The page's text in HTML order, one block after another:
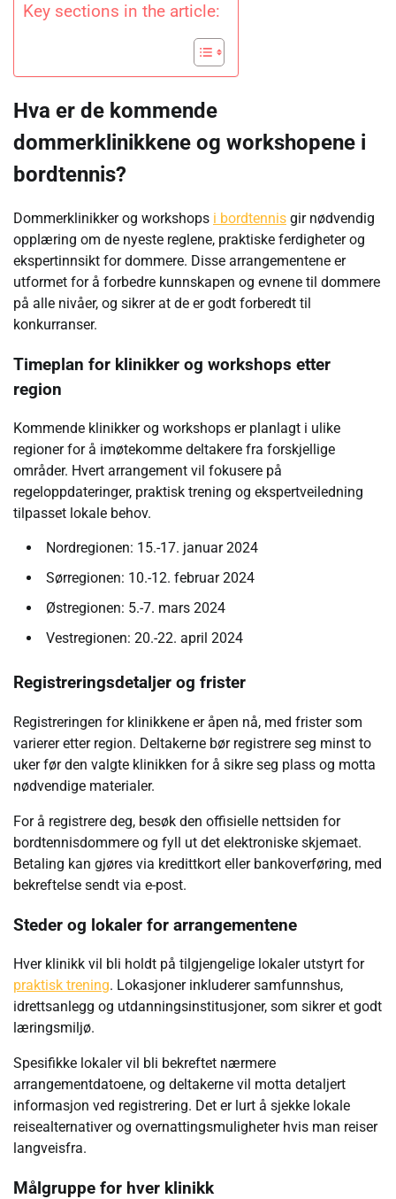
Key sections in the article:
Hva er de kommende
dommerklinikkene og workshopene i
bordtennis?
Dommerklinikker og workshops i bordtennis gir nødvendig
opplæring om de nyeste reglene, praktiske ferdigheter og
ekspertinnsikt for dommere. Disse arrangementene er
utformet for å forbedre kunnskapen og evnene til dommere
på alle nivåer, og sikrer at de er godt forberedt til
konkurranser.
Timeplan for klinikker og workshops etter
region
Kommende klinikker og workshops er planlagt i ulike
regioner for å imøtekomme deltakere fra forskjellige
områder. Hvert arrangement vil fokusere på
regeloppdateringer, praktisk trening og ekspertveiledning
tilpasset lokale behov.
Nordregionen: 15.-17. januar 2024
Sørregionen: 10.-12. februar 2024
Østregionen: 5.-7. mars 2024
Vestregionen: 20.-22. april 2024
Registreringsdetaljer og frister
Registreringen for klinikkene er åpen nå, med frister som
varierer etter region. Deltakerne bør registrere seg minst to
uker før den valgte klinikken for å sikre seg plass og motta
nødvendige materialer.
For å registrere deg, besøk den offisielle nettsiden for
bordtennisdommere og fyll ut det elektroniske skjemaet.
Betaling kan gjøres via kredittkort eller bankoverføring, med
bekreftelse sendt via e-post.
Steder og lokaler for arrangementene
Hver klinikk vil bli holdt på tilgjengelige lokaler utstyrt for
praktisk trening. Lokasjoner inkluderer samfunnshus,
idrettsanlegg og utdanningsinstitusjoner, som sikrer et godt
læringsmiljø.
Spesifikke lokaler vil bli bekreftet nærmere
arrangementdatoene, og deltakerne vil motta detaljert
informasjon ved registrering. Det er lurt å sjekke lokale
reisealternativer og overnattingsmuligheter hvis man reiser
langveisfra.
Målgruppe for hver klinikk